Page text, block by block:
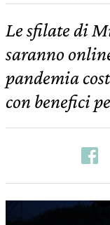
Le sfilate di
saranno
pandemia
con benefici